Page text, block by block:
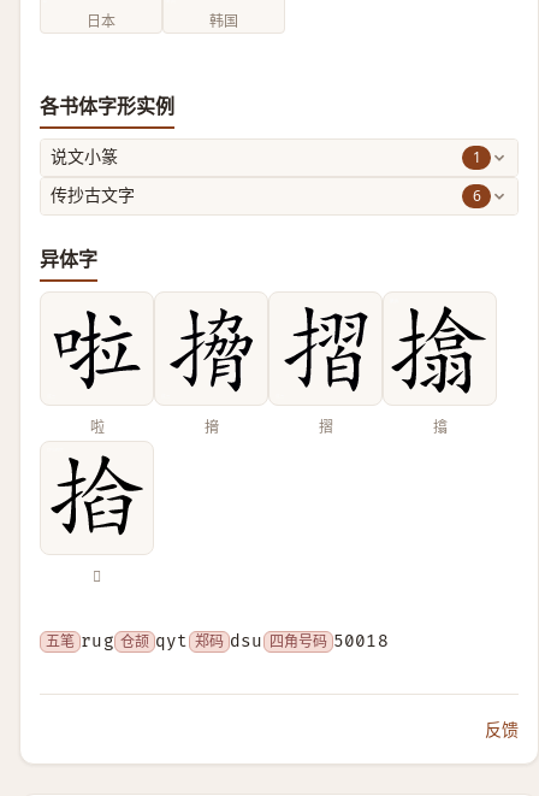
日本 韩国
各书体字形实例
说文小篆 1
传抄古文字 6
异体字
啦 搚 摺 㩉
𢰖
五笔 rug 仓颉 qyt 郑码 dsu 四角号码 50018
反馈